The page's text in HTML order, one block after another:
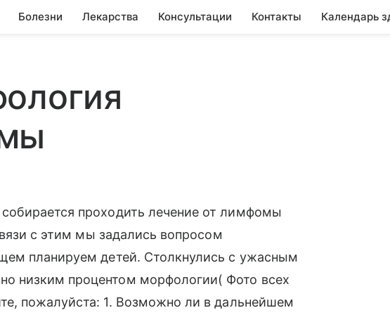
Болезни Лекарства Консультации Контакты Календарь
проходить лечение от лимфомы
с этим мы задались вопросом
планируем детей. Столкнулись с ужасным
низким процентом морфологии( Фото всех
пожалуйста: 1. Возможно ли в дальнейшем